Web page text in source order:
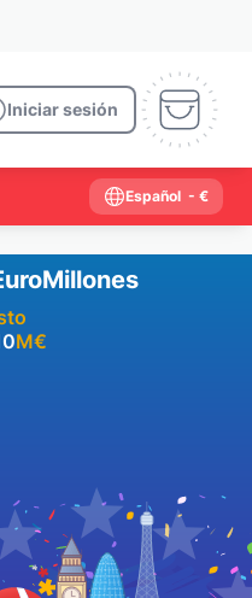
Iniciar sesión
Español - €
M€
2023 2022
2021
2017 2016 2015
2012 2011 2010
2009
2005 2004